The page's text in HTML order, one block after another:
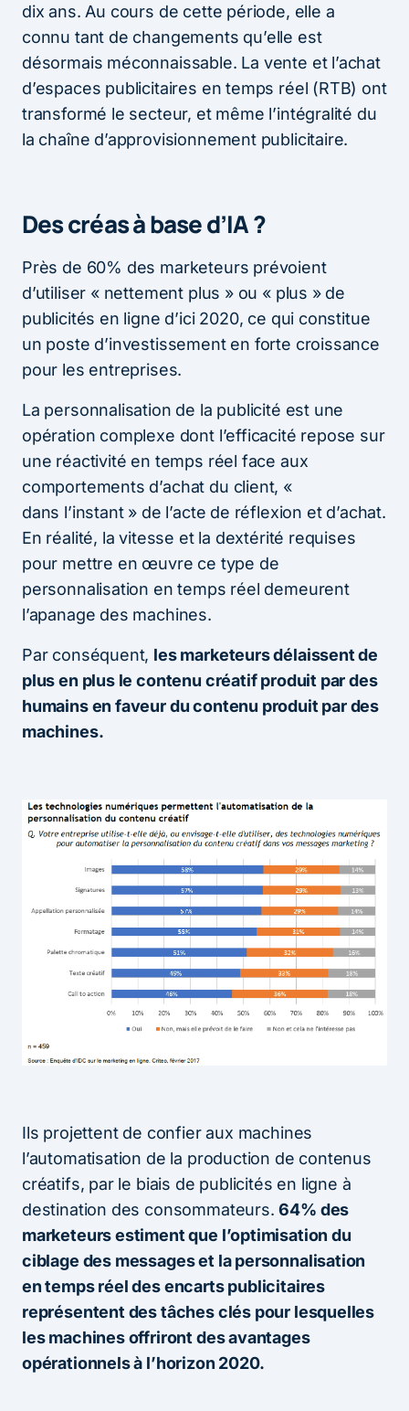
dix ans. Au cours de cette période, elle a
connu tant de changements qu’elle est
désormais méconnaissable. La vente et l’achat
d’espaces publicitaires en temps réel (RTB) ont
transformé le secteur, et même l’intégralité du
la chaîne d’approvisionnement publicitaire.
Des créas à base d’IA ?
Près de 60% des marketeurs prévoient
d’utiliser « nettement plus » ou « plus » de
publicités en ligne d’ici 2020, ce qui constitue
un poste d’investissement en forte croissance
pour les entreprises.
La personnalisation de la publicité est une
opération complexe dont l’efficacité repose sur
une réactivité en temps réel face aux
comportements d’achat du client, «
dans l’instant » de l’acte de réflexion et d’achat.
En réalité, la vitesse et la dextérité requises
pour mettre en œuvre ce type de
personnalisation en temps réel demeurent
l’apanage des machines.
Par conséquent, les marketeurs délaissent de
plus en plus le contenu créatif produit par des
humains en faveur du contenu produit par des
machines.
Ils projettent de confier aux machines
l’automatisation de la production de contenus
créatifs, par le biais de publicités en ligne à
destination des consommateurs.64% des
marketeurs estiment que l’optimisation du
ciblage des messages et la personnalisation
en temps réel des encarts publicitaires
représentent des tâches clés pour lesquelles
les machines offriront des avantages
opérationnels à l’horizon 2020.